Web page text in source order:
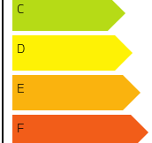
C
D
E
F